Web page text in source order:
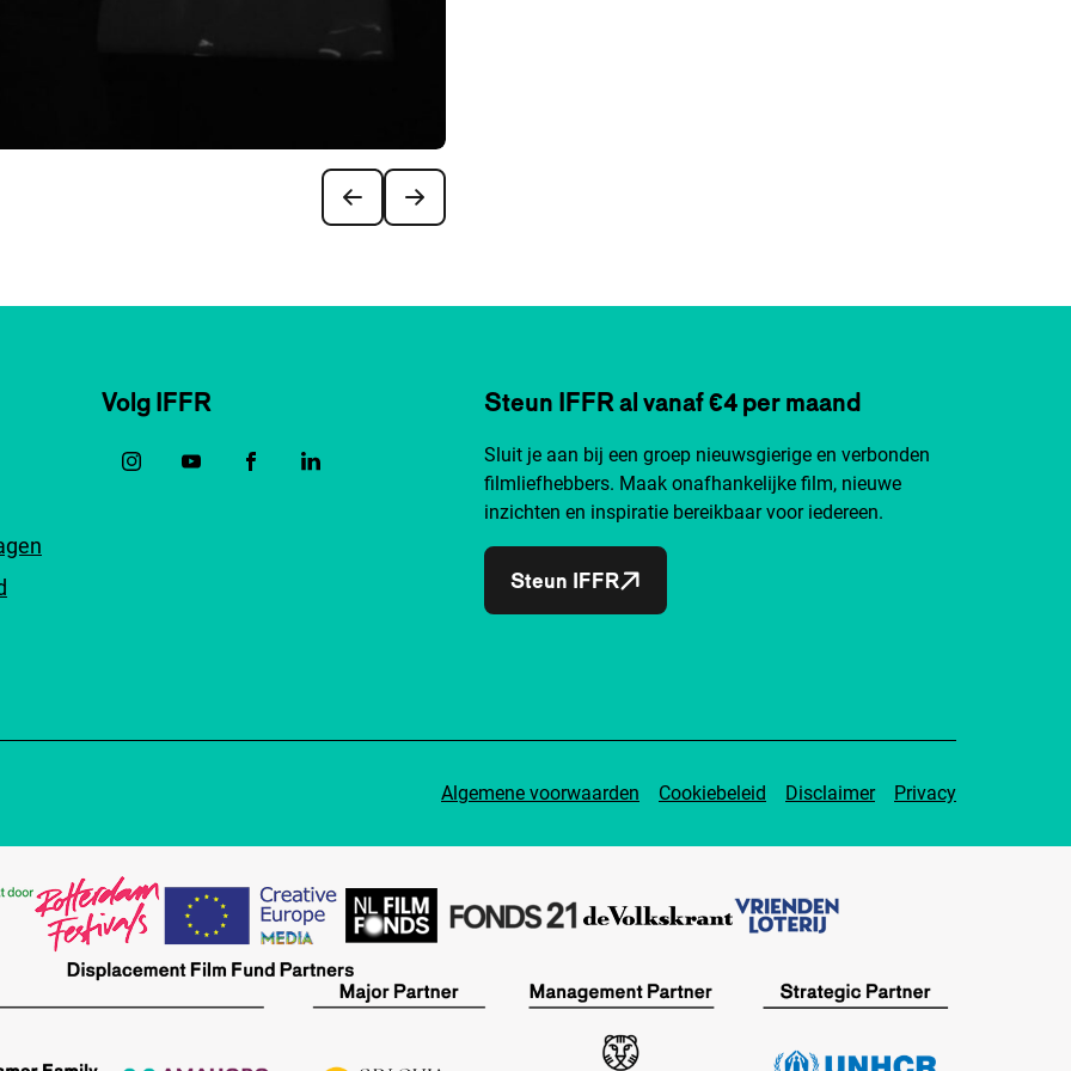
Volg IFFR Steun IFFR al vanaf €4 per maand
Sluit je aan bij een groep nieuwsgierige en verbonden
filmliefhebbers. Maak onafhankelijke film, nieuwe
inzichten en inspiratie bereikbaar voor iedereen.
Steun IFFR
Algemene voorwaarden Cookiebeleid Disclaimer Privacy